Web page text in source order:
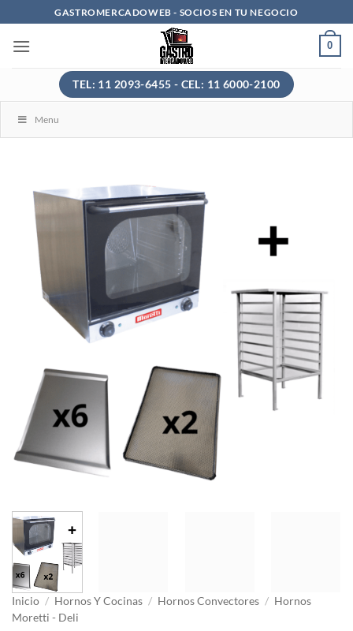
al
contenido
GASTROMERCADOWEB - SOCIOS EN TU NEGOCIO
0
TEL: 11 2093-6455 - CEL: 11 6000-2100
Menu
Inicio / Hornos Y Cocinas / Hornos Convectores / Hornos
Moretti - Deli